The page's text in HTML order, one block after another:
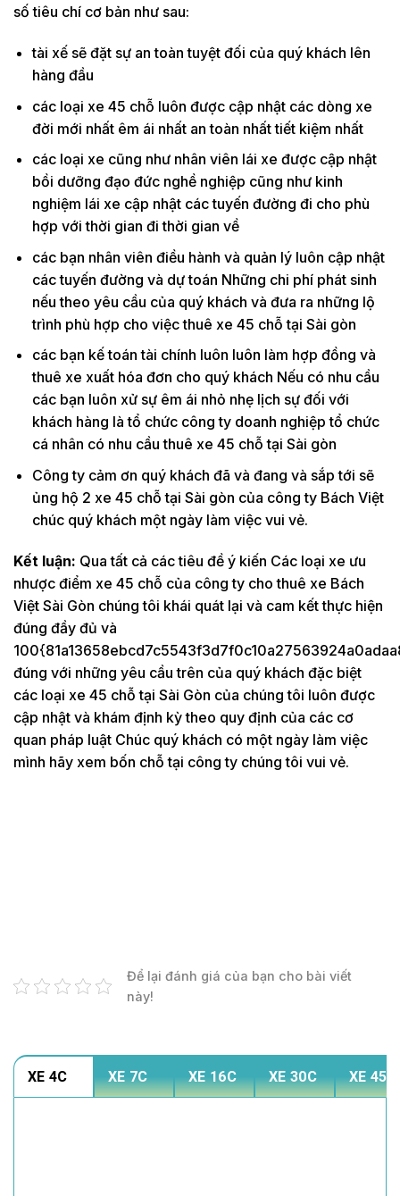
số tiêu chí cơ bản như sau:
tài xế sẽ đặt sự an toàn tuyệt đối của quý khách lên
hàng đầu
các loại xe 45 chỗ luôn được cập nhật các dòng xe
đời mới nhất êm ái nhất an toàn nhất tiết kiệm nhất
các loại xe cũng như nhân viên lái xe được cập nhật
bồi dưỡng đạo đức nghề nghiệp cũng như kinh
nghiệm lái xe cập nhật các tuyến đường đi cho phù
hợp với thời gian đi thời gian về
các bạn nhân viên điều hành và quản lý luôn cập nhật
các tuyến đường và dự toán Những chi phí phát sinh
nếu theo yêu cầu của quý khách và đưa ra những lộ
trình phù hợp cho việc thuê xe 45 chỗ tại Sài gòn
các bạn kế toán tài chính luôn luôn làm hợp đồng và
thuê xe xuất hóa đơn cho quý khách Nếu có nhu cầu
các bạn luôn xử sự êm ái nhỏ nhẹ lịch sự đối với
khách hàng là tổ chức công ty doanh nghiệp tổ chức
cá nhân có nhu cầu thuê xe 45 chỗ tại Sài gòn
Công ty cảm ơn quý khách đã và đang và sắp tới sẽ
ủng hộ 2 xe 45 chỗ tại Sài gòn của công ty Bách Việt
chúc quý khách một ngày làm việc vui vẻ.
Kết luận: Qua tất cả các tiêu đề ý kiến Các loại xe ưu
nhược điểm xe 45 chỗ của công ty cho thuê xe Bách
Việt Sài Gòn chúng tôi khái quát lại và cam kết thực hiện
đúng đầy đủ và
đúng với những yêu cầu trên của quý khách đặc biệt
các loại xe 45 chỗ tại Sài Gòn của chúng tôi luôn được
cập nhật và khám định kỳ theo quy định của các cơ
quan pháp luật Chúc quý khách có một ngày làm việc
mình hãy xem bốn chỗ tại công ty chúng tôi vui vẻ.
Để lại đánh giá của bạn cho bài viết
này!
XE 4C XE 7C XE 16C XE 30C XE 45C